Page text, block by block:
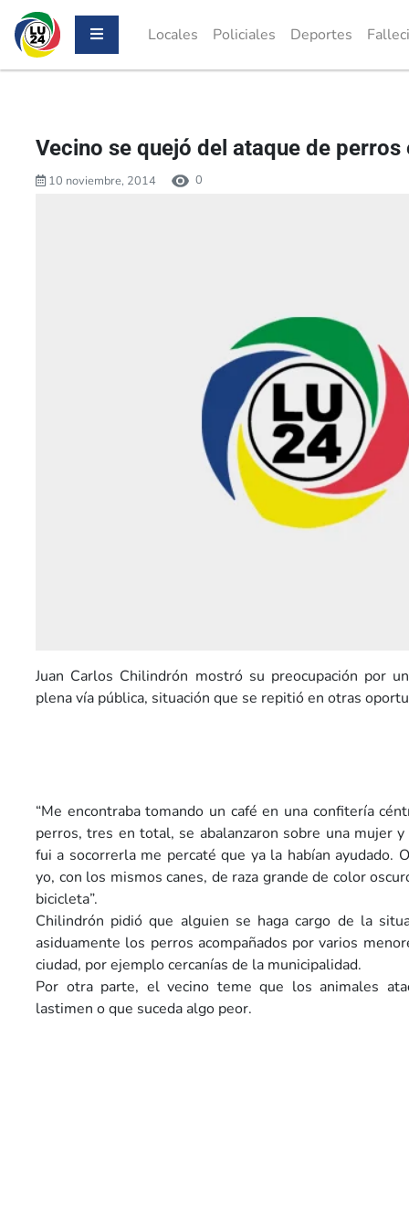
Locales Policiales Deportes
Vecino se quejó del ataque de perros
10 noviembre, 2014 0
Juan Carlos Chilindrón mostró su preocupación por
plena vía pública, situación que se repitió en otras
“Me encontraba tomando un café en una confitería
perros, tres en total, se abalanzaron sobre una mujer
fui a socorrerla me percaté que ya la habían ayudado.
yo, con los mismos canes, de raza grande de color
bicicleta”.
Chilindrón pidió que alguien se haga cargo de la
asiduamente los perros acompañados por varios
ciudad, por ejemplo cercanías de la municipalidad.
Por otra parte, el vecino teme que los animales
lastimen o que suceda algo peor.